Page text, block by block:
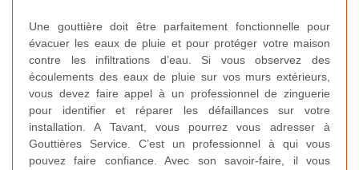
Une gouttière doit être parfaitement fonctionnelle pour
évacuer les eaux de pluie et pour protéger votre maison
contre les infiltrations d’eau. Si vous observez des
écoulements des eaux de pluie sur vos murs extérieurs,
vous devez faire appel à un professionnel de zinguerie
pour identifier et réparer les défaillances sur votre
installation. A Tavant, vous pourrez vous adresser à
Gouttières Service. C’est un professionnel à qui vous
pouvez faire confiance. Avec son savoir-faire, il vous